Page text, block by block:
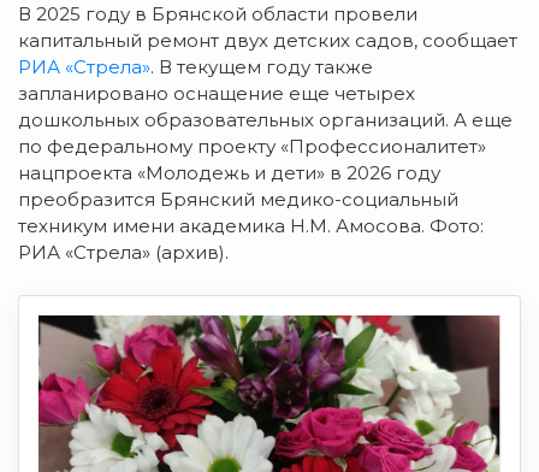
В 2025 году в Брянской области провели
капитальный ремонт двух детских садов, сообщает
РИА «Стрела». В текущем году также
запланировано оснащение еще четырех
дошкольных образовательных организаций. А еще
по федеральному проекту «Профессионалитет»
нацпроекта «Молодежь и дети» в 2026 году
преобразится Брянский медико-социальный
техникум имени академика Н.М. Амосова. Фото:
РИА «Стрела» (архив).